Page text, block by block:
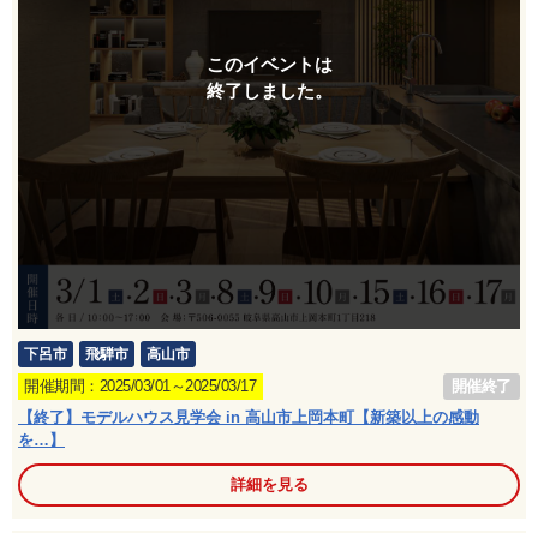
このイベントは
終了しました。
下呂市 飛騨市 高山市
開催期間：2025/03/01～2025/03/17
開催終了
【終了】モデルハウス見学会 in 高山市上岡本町【新築以上の感動
を…】
詳細を見る